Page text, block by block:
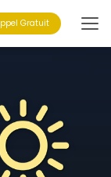
Gratuit